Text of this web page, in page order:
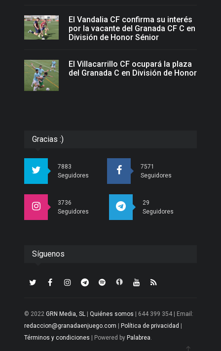
El Vandalia CF confirma su interés
por la vacante del Granada CF C en
División de Honor Sénior
El Villacarrillo CF ocupará la plaza
del Granada C en División de Honor
Gracias :)
7883
Seguidores
7571
Seguidores
3736
Seguidores
29
Seguidores
Síguenos
© 2022 GRN Media, SL Quiénes somos | 644 399 354 | Email:
redaccion@granadaenjuego.com
Política de privacidad
Términos y condiciones | Powered by Palabrea.